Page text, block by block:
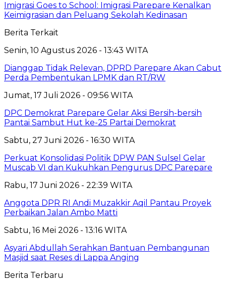
Imigrasi Goes to School: Imigrasi Parepare Kenalkan
Keimigrasian dan Peluang Sekolah Kedinasan
Berita Terkait
Senin, 10 Agustus 2026 - 13:43 WITA
Dianggap Tidak Relevan, DPRD Parepare Akan Cabut
Perda Pembentukan LPMK dan RT/RW
Jumat, 17 Juli 2026 - 09:56 WITA
DPC Demokrat Parepare Gelar Aksi Bersih-bersih
Pantai Sambut Hut ke-25 Partai Demokrat
Sabtu, 27 Juni 2026 - 16:30 WITA
Perkuat Konsolidasi Politik DPW PAN Sulsel Gelar
Muscab VI dan Kukuhkan Pengurus DPC Parepare
Rabu, 17 Juni 2026 - 22:39 WITA
Anggota DPR RI Andi Muzakkir Aqil Pantau Proyek
Perbaikan Jalan Ambo Matti
Sabtu, 16 Mei 2026 - 13:16 WITA
Asyari Abdullah Serahkan Bantuan Pembangunan
Masjid saat Reses di Lappa Anging
Berita Terbaru